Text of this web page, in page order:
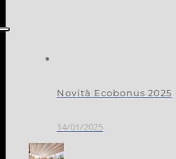
Novità Ecobonus 2025
14/01/2025